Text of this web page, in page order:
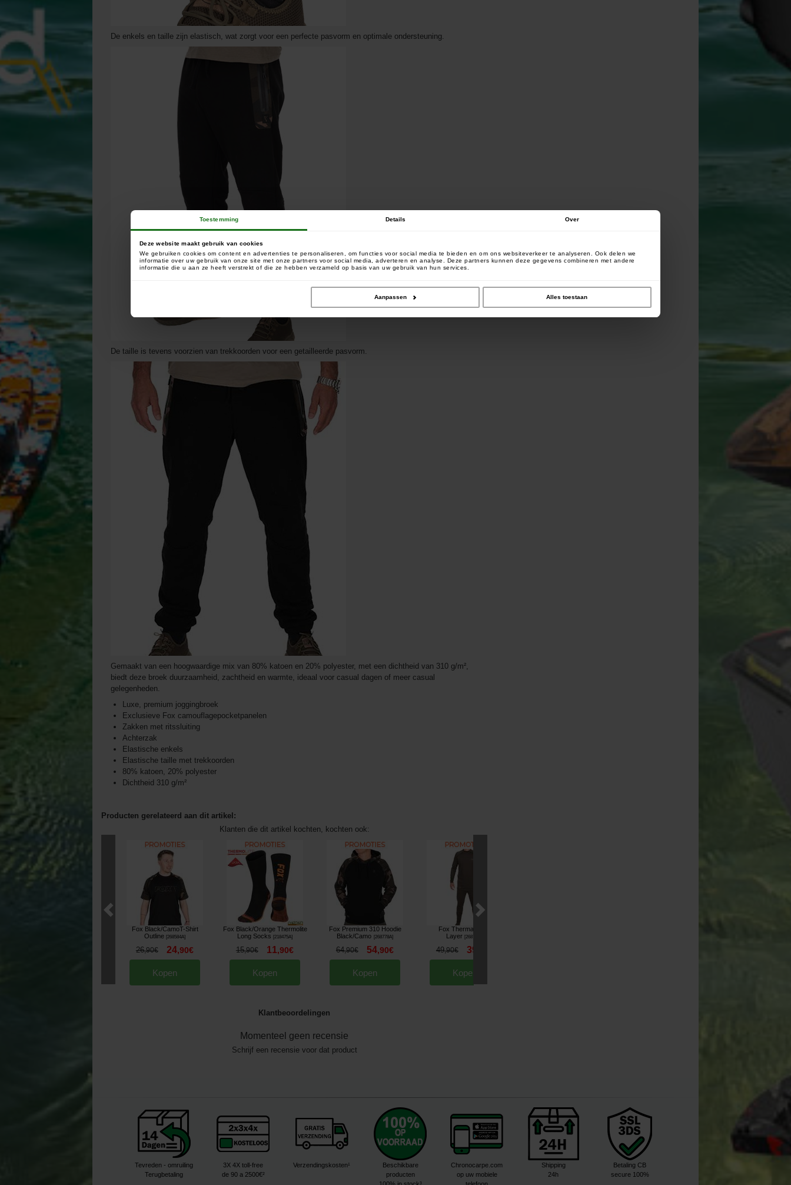
Toestemming Details Over
Deze website maakt gebruik van cookies
We gebruiken cookies om content en advertenties te personaliseren, om functies voor social media te bieden en om ons websiteverkeer te analyseren. Ook delen we
informatie over uw gebruik van onze site met onze partners voor social media, adverteren en analyse. Deze partners kunnen deze gegevens combineren met andere
informatie die u aan ze heeft verstrekt of die ze hebben verzameld op basis van uw gebruik van hun services.
Aanpassen Alles toestaan
De enkels en taille zijn elastisch, wat zorgt voor een perfecte pasvorm en optimale ondersteuning.
De taille is tevens voorzien van trekkoorden voor een getailleerde pasvorm.
Gemaakt van een hoogwaardige mix van 80% katoen en 20% polyester, met een dichtheid van 310 g/m²,
biedt deze broek duurzaamheid, zachtheid en warmte, ideaal voor casual dagen of meer casual
gelegenheden.
Luxe, premium joggingbroek
Exclusieve Fox camouflagepocketpanelen
Zakken met ritssluiting
Achterzak
Elastische enkels
Elastische taille met trekkoorden
80% katoen, 20% polyester
Dichtheid 310 g/m²
Producten gerelateerd aan dit artikel:
Klanten die dit artikel kochten, kochten ook:
Fox Black/CamoT-Shirt
Outline [268584A]
26,90€ 24,90€
Kopen
Fox Black/Orange Thermolite
Long Socks
[218475A]
15,90€ 11,90€
Kopen
Fox Premium 310 Hoodie
Black/Camo
268778A]
64,90€ 54,90€
Kopen
Fox Thermal Base
Layer [268770A
49,90€ 39
Kopen
Klantbeoordelingen
Momenteel geen recensie
Schrijf een recensie voor dat product
Tevreden - omruiling
Terugbetaling
3X 4X toll-free
de 90 a 2500€²
Verzendingskosten¹
Beschikbare
producten
Chronocarpe.com
op uw mobiele
Shipping
24h
Betaling CB
secure 100%